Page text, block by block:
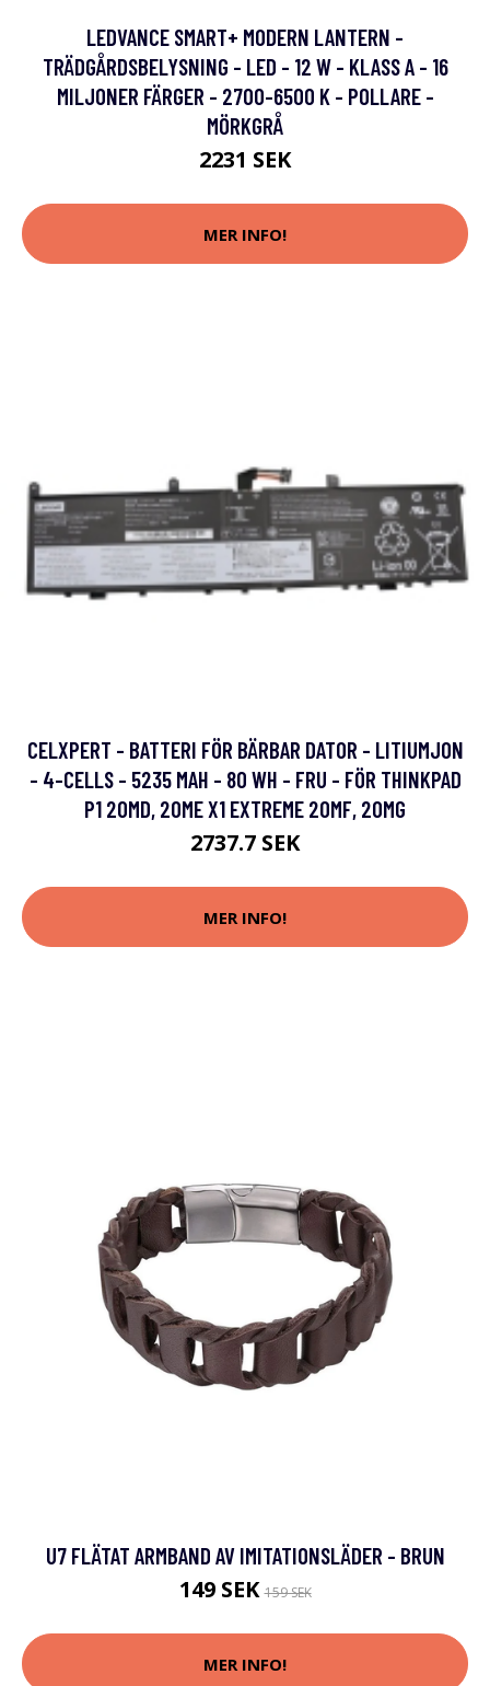
LEDVANCE SMART+ MODERN LANTERN -
TRÄDGÅRDSBELYSNING - LED - 12 W - KLASS A - 16
MILJONER FÄRGER - 2700-6500 K - POLLARE -
MÖRKGRÅ
2231 SEK
MER INFO!
CELXPERT - BATTERI FÖR BÄRBAR DATOR - LITIUMJON
- 4-CELLS - 5235 MAH - 80 WH - FRU - FÖR THINKPAD
P1 20MD, 20ME X1 EXTREME 20MF, 20MG
2737.7 SEK
MER INFO!
U7 FLÄTAT ARMBAND AV IMITATIONSLÄDER - BRUN
149 SEK159 SEK
MER INFO!